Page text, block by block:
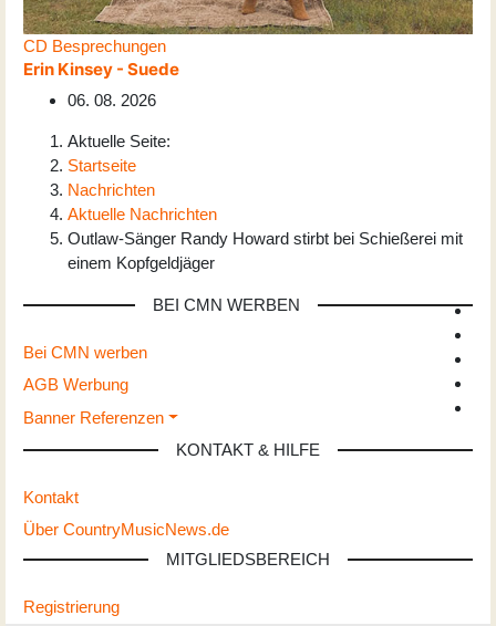
CD Besprechungen
Erin Kinsey - Suede
06. 08. 2026
Aktuelle Seite:
Startseite
Nachrichten
Aktuelle Nachrichten
Outlaw-Sänger Randy Howard stirbt bei Schießerei mit
einem Kopfgeldjäger
BEI CMN WERBEN
Bei CMN werben
AGB Werbung
Banner Referenzen
KONTAKT & HILFE
Kontakt
Über CountryMusicNews.de
MITGLIEDSBEREICH
Registrierung